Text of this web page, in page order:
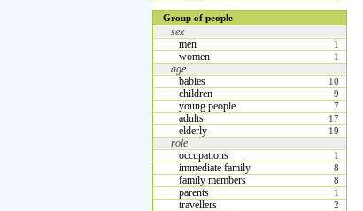
Group of people
sex
men
1
women 1
age
babies
10
children 9
young people 7
adults 17
elderly 19
role
occupations
1
immediate family 8
family members 8
parents 1
travellers 2